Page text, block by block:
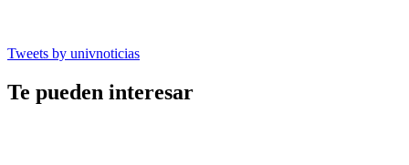
Tweets by univnoticias
Te pueden interesar